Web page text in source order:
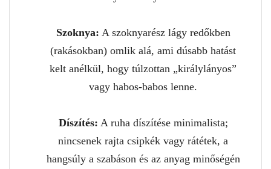
Szoknya: A szoknyarész lágy redőkben
(rakásokban) omlik alá, ami dúsabb hatást
kelt anélkül, hogy túlzottan „királylányos”
vagy habos-babos lenne.
Díszítés: A ruha díszítése minimalista;
nincsenek rajta csipkék vagy rátétek, a
hangsúly a szabáson és az anyag minőségén